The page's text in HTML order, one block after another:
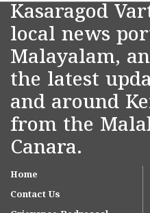
Kasaragod
local news
Malayalam,
the latest
and around
from the
Canara.
Home
Contact Us